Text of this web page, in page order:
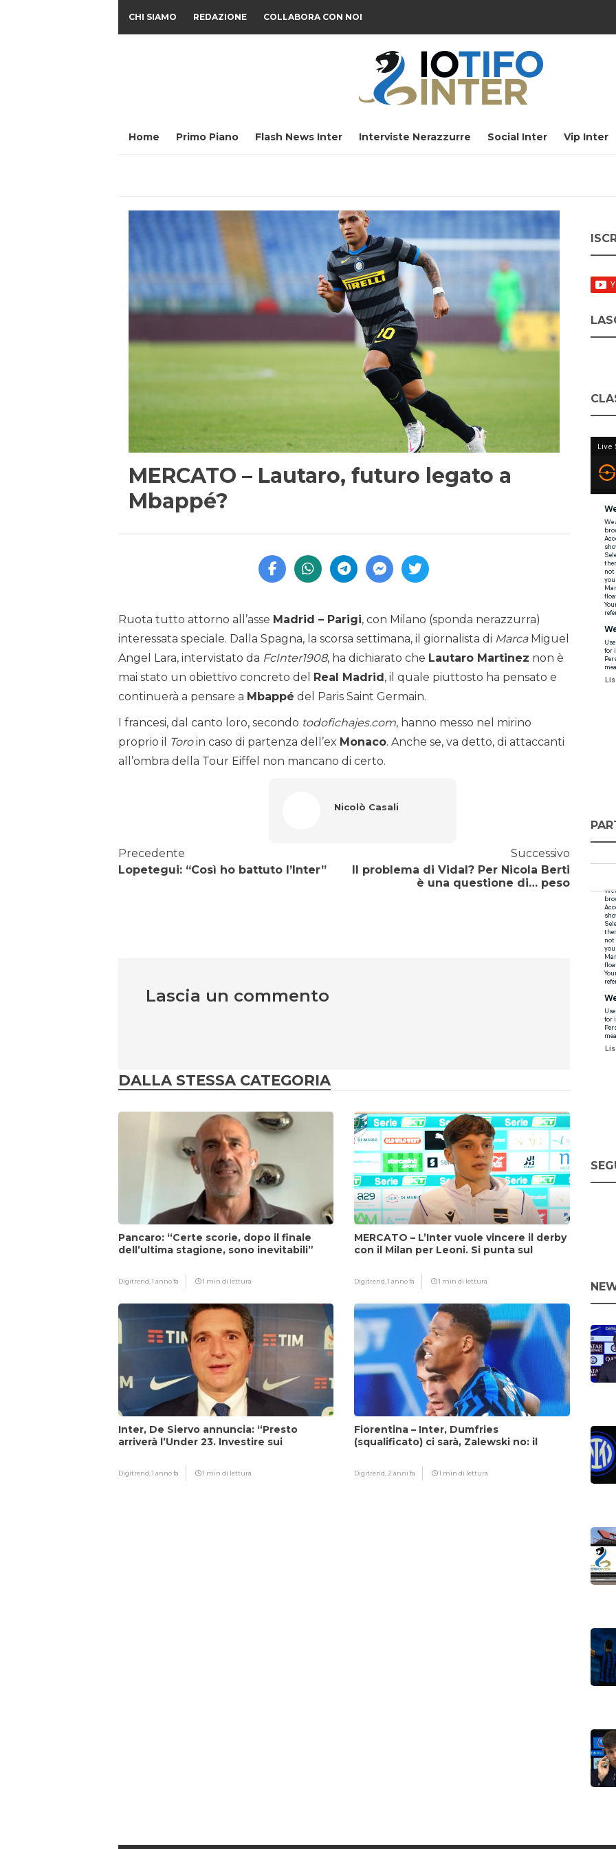
CHI SIAMO REDAZIONE COLLABORA CON NOI
Home Primo Piano Flash News Inter Interviste Nerazzurre Social Inter Vip Inter
MERCATO – Lautaro, futuro legato a
Mbappé?
Ruota tutto attorno all’asse Madrid – Parigi, con Milano (sponda nerazzurra)
interessata speciale. Dalla Spagna, la scorsa settimana, il giornalista di MarcaMiguel
Angel Lara, intervistato da FcInter1908, ha dichiarato che Lautaro Martinez non è
mai stato un obiettivo concreto del
Real Madrid , il quale piuttosto ha pensato e
continuerà a pensare a Mbappé del Paris Saint Germain.
I francesi, dal canto loro, secondo todofichajes.com, hanno messo nel mirino
proprio il
Toroin caso di partenza dell’ex Monaco. Anche se, va detto, di attaccanti
all’ombra della Tour Eiffel non mancano di certo.
Nicolò Casali
Precedente
Lopetegui: “Così ho battuto l’Inter”
Successivo
Il problema di Vidal? Per Nicola Berti
è una questione di… peso
Lascia un commento
DALLA STESSA CATEGORIA
Pancaro: “Certe scorie, dopo il finale
dell’ultima stagione, sono inevitabili”
Digitrend,1 anno fa 1 min di lettura
MERCATO – L’Inter vuole vincere il derby
con il Milan per Leoni. Si punta sul
Digitrend,1 anno fa 1 min di lettura
Inter, De Siervo annuncia: “Presto
arriverà l’Under 23. Investire sui
Digitrend,1 anno fa 1 min di lettura
Fiorentina – Inter, Dumfries
(squalificato) ci sarà, Zalewski no: il
Digitrend,2 anni fa 1 min di lettura